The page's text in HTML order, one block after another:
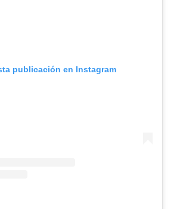
publicación en Instagram